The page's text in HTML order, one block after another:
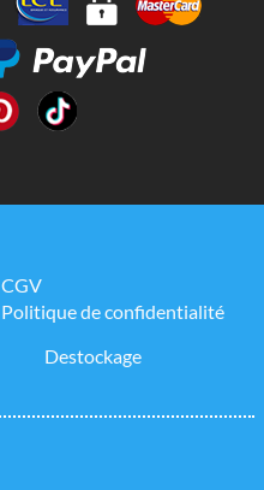
CGV
Politique de confidentialité
Destockage